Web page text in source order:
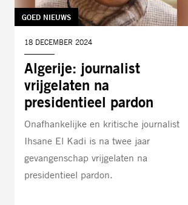
Algerije: journalist
vrijgelaten na
presidentieel pardon
TAG:
GOED NIEUWS
DATUM:
18 DECEMBER 2024
Onafhankelijke en kritische journalist
Ihsane El Kadi is na twee jaar
gevangenschap vrijgelaten na
presidentieel pardon.